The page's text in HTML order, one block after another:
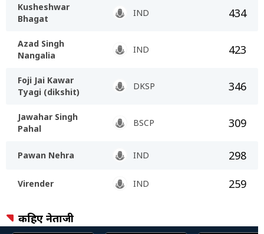
Kusheshwar
Bhagat
IND 434
Azad Singh
Nangalia
IND 423
Foji Jai Kawar
Tyagi (dikshit)
DKSP 346
Jawahar Singh
Pahal
BSCP 309
Pawan Nehra IND 298
Virender IND 259
कहिए नेताजी